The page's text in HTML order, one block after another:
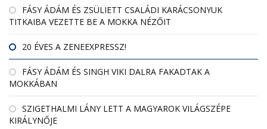
FÁSY ÁDÁM ÉS ZSÜLIETT CSALÁDI KARÁCSONYUK
TITKAIBA VEZETTE BE A MOKKA NÉZŐIT
20 ÉVES A ZENEEXPRESSZ!
FÁSY ÁDÁM ÉS SINGH VIKI DALRA FAKADTAK A
MOKKÁBAN
SZIGETHALMI LÁNY LETT A MAGYAROK VILÁGSZÉPE
KIRÁLYNŐJE